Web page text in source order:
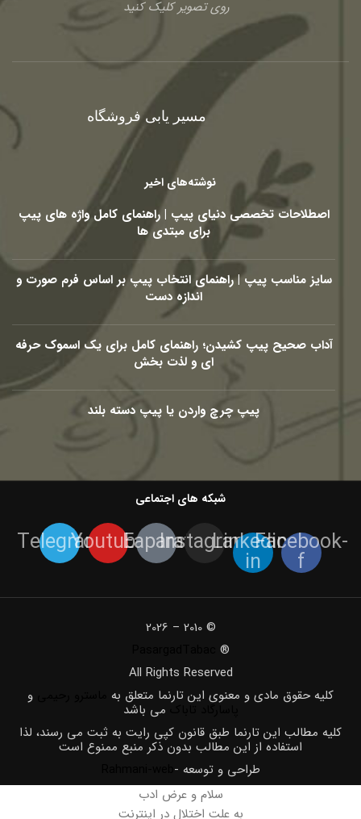
روی تصویر کلیک کنید
مسیر یابی فروشگاه
نوشته‌های اخیر
اصطلاحات تخصصی دنیای پیپ | راهنمای کامل واژه های پیپ
برای مبتدی ها
سایز مناسب پیپ | راهنمای انتخاب پیپ بر اساس فرم صورت و
اندازه دست
آداب صحیح پیپ کشیدن؛ راهنمای کامل برای یک اسموک حرفه
ای و لذت بخش
پیپ چرچ واردن یا پیپ دسته بلند
شبکه های اجتماعی
Facebook-
f
Linkedin-
in
Instagram
Eaparat
Youtube
Telegram
© 2010 – 2026
®
All Rights Reserved
كليه حقوق مادی و معنوی اين تارنما متعلق به
و
می باشد
کلیه مطالب این تارنما طبق قانون کپی رایت به ثبت می رسند، لذا
استفاده از این مطالب بدون ذکر منبع ممنوع است
طراحی و توسعه -
سلام و عرض ادب
به علت اختلال در اینترنت